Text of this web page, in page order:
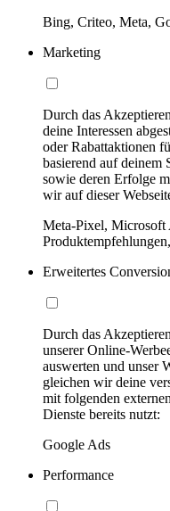
Bing, Criteo, Meta,
Marketing
Durch das
deine Interessen
oder Rabattaktionen
basierend auf deinem
sowie deren Erfolge
wir auf dieser
Meta-Pixel,
Erweitertes
Durch das
unserer Online-
auswerten und unser
gleichen wir deine
mit folgenden
Dienste bereits nutzt:
Google Ads
Performance